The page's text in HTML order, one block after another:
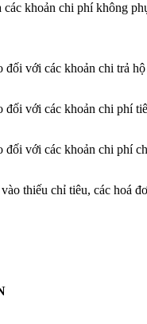
khoản chi phí không
với các khoản chi trả hộ
với các khoản chi phí
với các khoản chi phí
thiếu chỉ tiêu, các hoá